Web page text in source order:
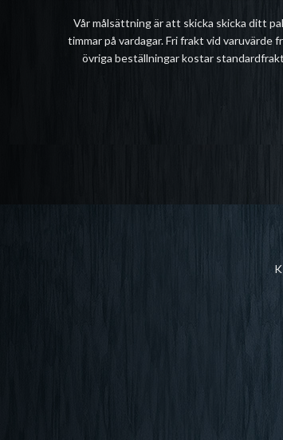
Vår målsättning är att skicka skicka ditt
timmar på vardagar. Fri frakt vid varuvärde
övriga beställningar kostar